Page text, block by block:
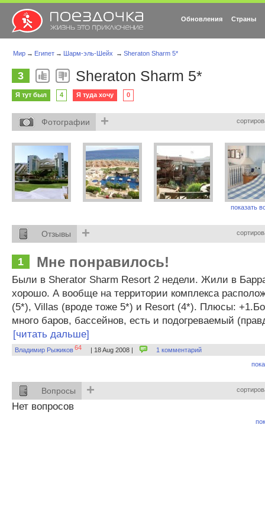
Обновления Страны
Мир → Египет → Шарм-эль-Шейх → Sheraton Sharm 5*
3 Sheraton Sharm 5*
Я тут был 4 Я туда хочу 0
Фотографии +
показать
Отзывы +
1 Мне понравилось!
Были в Sherator Sharm Resort 2 недели. Жили в
хорошо. А вообще на территории комплекса
(5*), Villas (вроде тоже 5*) и Resort (4*). Плюсы:
много баров, бассейнов, есть и подогреваемый
[читать дальше]
Владимир Рыжиков64 | 18 Aug 2008 |
1 комментарий
Вопросы +
Нет вопросов